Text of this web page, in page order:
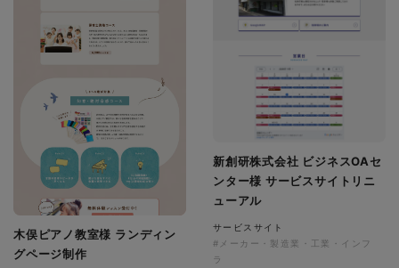
新創研株式会社 ビジネスOAセ
ンター様 サービスサイトリニ
ューアル
サービスサイト
#メーカー・製造業・工業・インフ
ラ
木俣ピアノ教室様 ランディン
グページ制作